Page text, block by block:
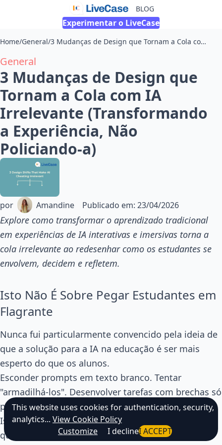
BLOG
Experimentar o LiveCase
Home/General/ 3 Mudanças de Design que Tornam a Cola com IA Irrelevante (Transformando a Experiência, Não Policiando-a)
General
3 Mudanças de Design que
Tornam a Cola com IA
Irrelevante (Transformando
a Experiência, Não
Policiando-a)
por Amandine Publicado em: 23/04/2026
Explore como transformar o aprendizado tradicional
em experiências de IA interativas e imersivas torna a
cola irrelevante ao redesenhar como os estudantes se
envolvem, decidem e refletem.
Isto Não É Sobre Pegar Estudantes em
Flagrante
Nunca fui particularmente convencido pela ideia de
que a solução para a IA na educação é ser mais
esperto do que os alunos.
Esconder prompts em texto branco. Tentar
"armadilhá-los". Desenvolver tarefas com brechas só
para ver quem cai nelas.
Isso não parece um bom ensino. Parece um jogo
que ninguém realmente vence.
This website uses cookies for authentication, security,
analytics... View Cookie Policy
Customize
I declineI ACCEPT